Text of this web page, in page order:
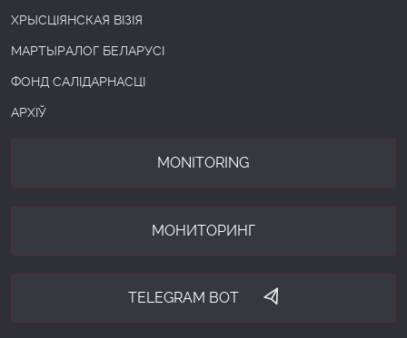
ХРЫСЦІЯНСКАЯ ВІЗІЯ
МАРТЫРАЛОГ БЕЛАРУСІ
ФОНД САЛІДАРНАСЦІ
АРХІЎ
MONITORING
МОНИТОРИНГ
TELEGRAM BOT